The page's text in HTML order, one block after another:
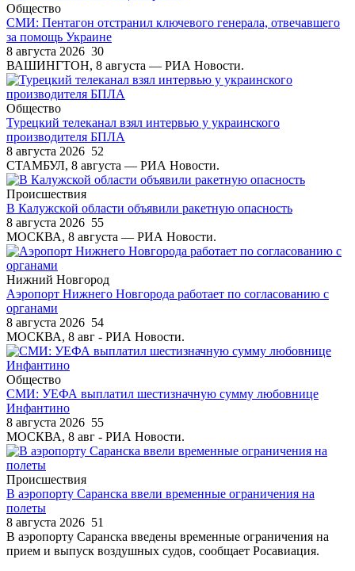
Общество
СМИ: Пентагон отстранил ключевого генерала, отвечавшего
за помощь Украине
8 августа 2026 30
ВАШИНГТОН, 8 августа — РИА Новости.
Общество
Турецкий телеканал взял интервью у украинского
производителя БПЛА
8 августа 2026 52
СТАМБУЛ, 8 августа — РИА Новости.
Происшествия
В Калужской области объявили ракетную опасность
8 августа 2026 55
МОСКВА, 8 августа — РИА Новости.
Нижний Новгород
Аэропорт Нижнего Новгорода работает по согласованию с
органами
8 августа 2026 54
МОСКВА, 8 авг - РИА Новости.
Общество
СМИ: УЕФА выплатил шестизначную сумму любовнице
Инфантино
8 августа 2026 55
МОСКВА, 8 авг - РИА Новости.
Происшествия
В аэропорту Саранска ввели временные ограничения на
полеты
8 августа 2026 51
В аэропорту Саранска введены временные ограничения на
прием и выпуск воздушных судов, сообщает Росавиация.